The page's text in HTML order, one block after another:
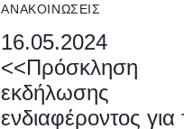
ΑΝΑΚΟΙΝΏΣΕΙΣ
16.05.2024
<<Πρόσκληση
εκδήλωσης
ενδιαφέροντος για